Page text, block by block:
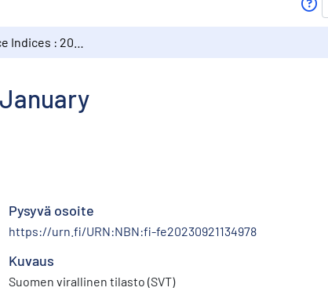
Pysyvä osoite
https://urn.fi/URN:NBN:fi-fe20230921134978
Kuvaus
Suomen virallinen tilasto (SVT)